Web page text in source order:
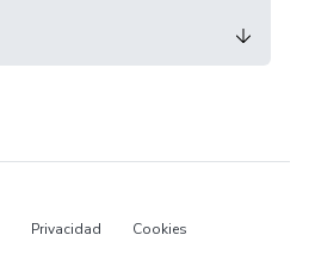
Privacidad Cookies